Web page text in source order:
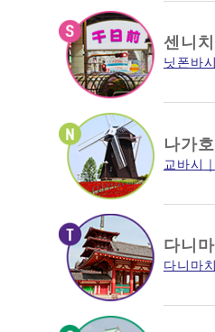
센니
닛폰바시
나가
교바시
다니
다니마치